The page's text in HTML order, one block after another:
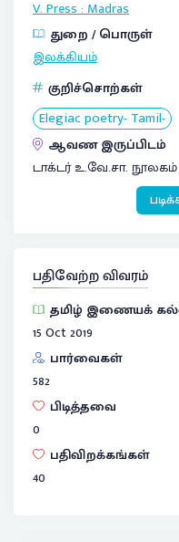
V. Press:Madras
துறை / பொருள்
இலக்கியம்
குறிச்சொற்கள்
Elegiac poetry- Tamil-
ஆவண இருப்பிடம்
டாக்டர் உ.வே.சா. நூலகம்
பதிவேற்ற விவரம்
தமிழ் இணையக்
15 Oct 2019
பார்வைகள்
582
பிடித்தவை
0
பதிவிறக்கங்கள்
40